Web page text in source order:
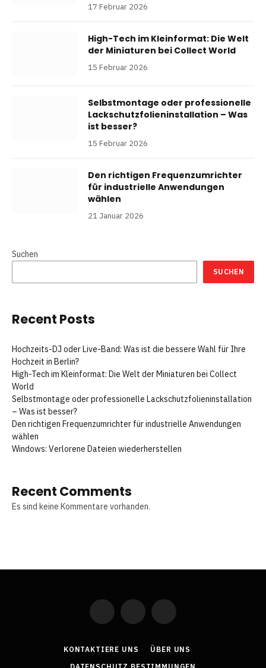
17 Februar 2026
High-Tech im Kleinformat: Die Welt
der Miniaturen bei Collect World
15 Februar 2026
Selbstmontage oder professionelle
Lackschutzfolieninstallation – Was
ist besser?
15 Februar 2026
Den richtigen Frequenzumrichter
für industrielle Anwendungen
wählen
21 Januar 2026
Suchen
SUCHEN
Recent Posts
Hochzeits-DJ oder Live-Band: Was ist die bessere Wahl für Ihre
Hochzeit in Berlin?
High-Tech im Kleinformat: Die Welt der Miniaturen bei Collect
World
Selbstmontage oder professionelle Lackschutzfolieninstallation
– Was ist besser?
Den richtigen Frequenzumrichter für industrielle Anwendungen
wählen
Windows: Verlorene Dateien wiederherstellen
Recent Comments
Es sind keine Kommentare vorhanden.
Facebook LinkedIn
KONTAKTIERE UNS
ÜBER UNS